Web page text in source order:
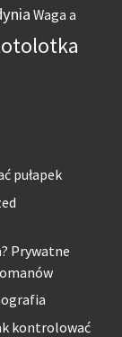
Waga a
pułapek
Prywatne
kontrolować